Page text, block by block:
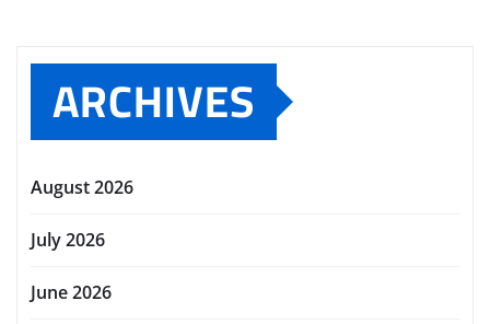
ARCHIVES
August 2026
July 2026
June 2026